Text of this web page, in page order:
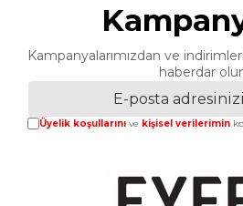
Kampanyalarımızdan ve
haberdar
Üyelik koşullarınıve kişisel verilerimin